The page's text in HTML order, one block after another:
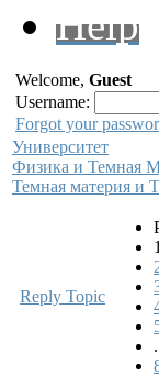
Help
Welcome, Guest
Username:
Forgot your
Университет
Физика и Темная
Темная материя и
Reply Topic
1